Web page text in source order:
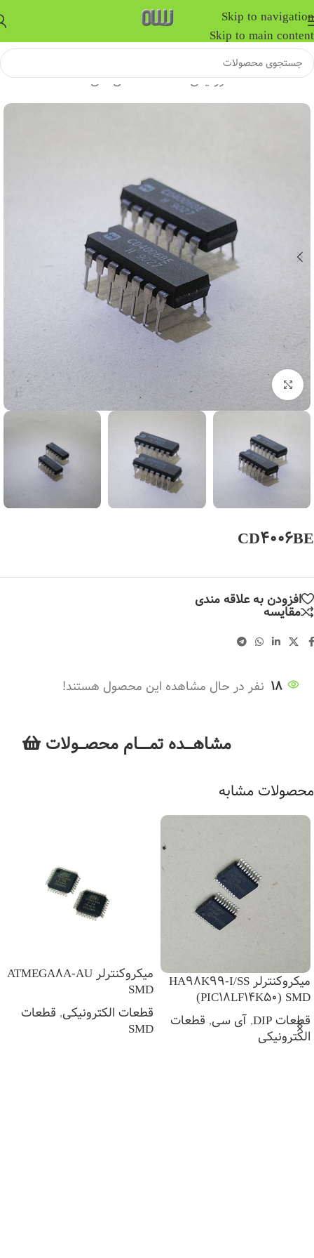
Skip to navigation
Skip to main content
خانه/قطعات الکترونیکی/قطعات DIP /آی سی
بزرگنمایی تصویر
CD4006BE
افزودن به علاقه مندی
مقایسه
18 نفر در حال مشاهده این محصول هستند!
مشاهــــده تمــــــام محصـــولات
محصولات مشابه
میکروکنترلر HA98K99-I/SS
(PIC18LF14K50) SMD
قطعات DIP
,آی سی, قطعات
الکترونیکی
میکروکنترلر ATMEGA8A-AU
SMD
قطعات الکترونیکی, قطعات
SMD